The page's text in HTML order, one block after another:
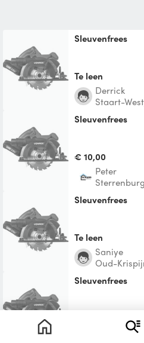
Sleuvenfrees
Te leen
Derrick
Staart-
Sleuvenfrees
€ 10,00
Peter
Sleuvenfrees
Te leen
saniye
Oud-
Sleuvenfrees